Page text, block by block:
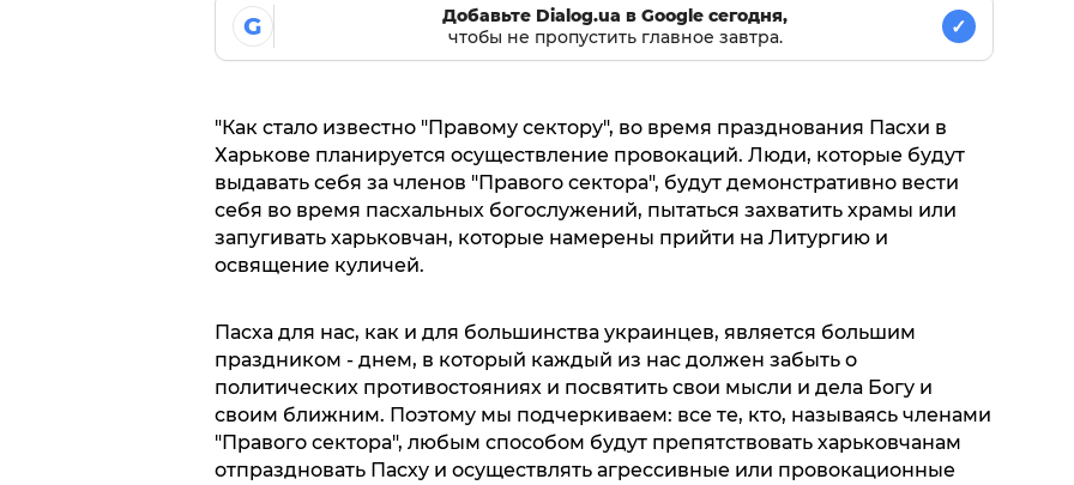
G
Добавьте Dialog.ua в Google сегодня,
чтобы не пропустить главное завтра.
✓
"Как стало известно "Правому сектору", во время празднования Пасхи в
Харькове планируется осуществление провокаций. Люди, которые будут
выдавать себя за членов "Правого сектора", будут демонстративно вести
себя во время пасхальных богослужений, пытаться захватить храмы или
запугивать харьковчан, которые намерены прийти на Литургию и
освящение куличей.
Пасха для нас, как и для большинства украинцев, является большим
праздником - днем, в который каждый из нас должен забыть о
политических противостояниях и посвятить свои мысли и дела Богу и
своим ближним. Поэтому мы подчеркиваем: все те, кто, называясь членами
"Правого сектора", любым способом будут препятствовать харьковчанам
отпраздновать Пасху и осуществлять агрессивные или провокационные